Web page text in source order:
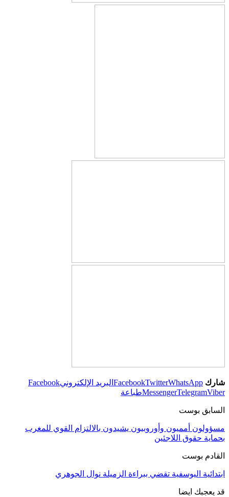
شارك FacebookTwitterWhatsApp البريد الإلكترونيFacebook
MessengerTelegramViber طباعة
السابق بوست
مسؤولون أمميون وأوروبيون يشيدون بالالتزام القوي للمغرب
بحماية حقوق اللاجئين
القادم بوست
ابتدائية اليوسفية تقضي ببراءة الزميلة نوال الجوهري
قد يعجبك ايضا